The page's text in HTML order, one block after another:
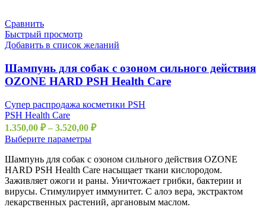
Сравнить
Быстрый просмотр
Добавить в список желаний
Шампунь для собак с озоном сильного действия
OZONE HARD PSH Health Care
Супер распродажа косметики PSH
PSH Health Care
1.350,00 ₽ – 3.520,00 ₽
Выберите параметры
Шампунь для собак с озоном сильного действия OZONE
HARD PSH Health Care насыщает ткани кислородом.
Заживляет ожоги и раны. Уничтожает грибки, бактерии и
вирусы. Стимулирует иммунитет. С алоэ вера, экстрактом
лекарственных растений, аргановым маслом.